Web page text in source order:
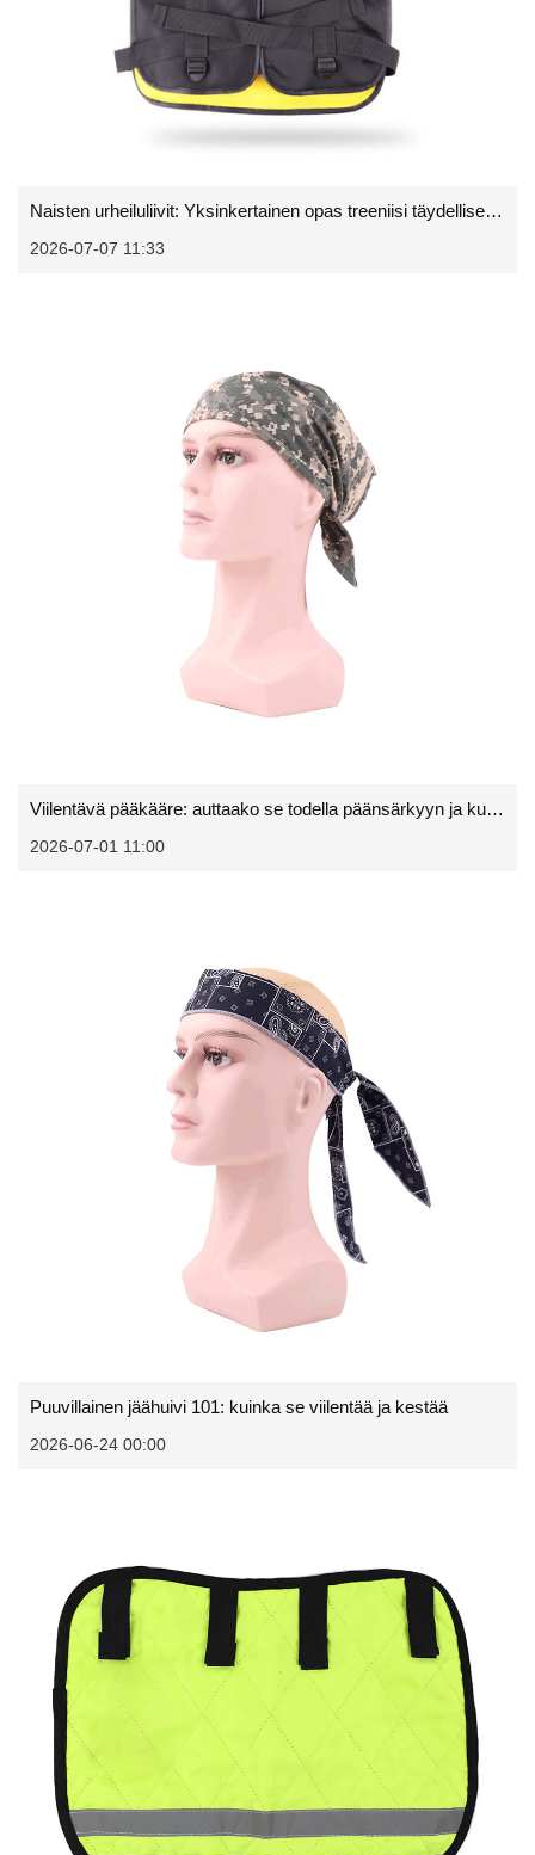
Naisten urheiluliivit: Yksinkertainen opas treeniisi täydellisen liivin löytämiseen
2026-07-07 11:33
Viilentävä pääkääre: auttaako se todella päänsärkyyn ja kuumina päivinä?
2026-07-01 11:00
Puuvillainen jäähuivi 101: kuinka se viilentää ja kestää
2026-06-24 00:00